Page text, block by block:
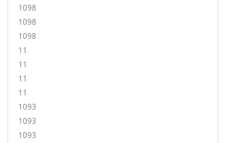
1098
1098
1098
11
11
11
11
1093
1093
1093